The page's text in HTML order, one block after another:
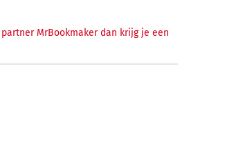
MrBookmaker dan krijg je een